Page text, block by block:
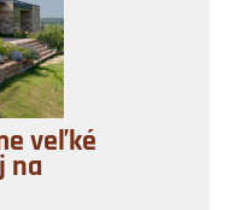
veľké
na